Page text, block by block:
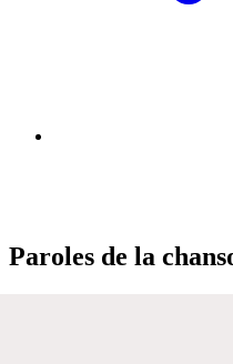
Paroles de la